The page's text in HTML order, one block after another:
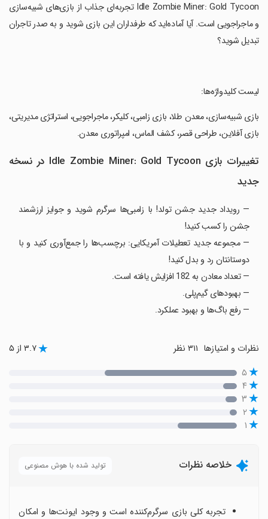
‏Idle Zombie Miner: Gold Tycoon تجربه‌ای جذاب از بازی‌های شبیه‌سازی
و ماجراجویی است. آیا آماده‌اید که طرفداران این بازی شوید و به صدر تاجران
تبدیل شوید؟
‏لیست کلیدواژه‌ها:
‏بازی شبیه‌سازی، معدن طلا، بازی زامبی، کلیکر، ماجراجویی، استراتژی مدیریتی،
بازی آفلاین، طراحی قصر، کشف الماس، امپراتوری معدن.
تغییرات بازی Idle Zombie Miner: Gold Tycoon در نسخه
جدید
— رویداد جدید جشن تولد! با زامبی‌ها سرگرم شوید و جوایز ارزشمند
جشن را کسب کنید!
— مجموعه جدید تعطیلات آمریکایی: برچسب‌ها را جمع‌آوری کنید و با
دوستانتان رد و بدل کنید!
— تعداد معادن به 182 افزایش یافته است.
— بهبودهای گیم‌پلی.
— رفع باگ‌ها و بهبود عملکرد.
نظرات و امتیازها ۳.۷ از ۵
۵
۴
۳
۲
۱
خلاصه نظرات تولید شده با هوش مصنوعی
تجربه کلی بازی سرگرم‌کننده است و وجود ایونت‌ها و امکان